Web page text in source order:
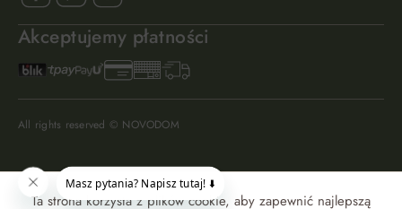
Akceptujemy płatności
All rights reserved © NOVODOM
Ta strona korzysta z plików cookie, aby zapewnić najlepszą